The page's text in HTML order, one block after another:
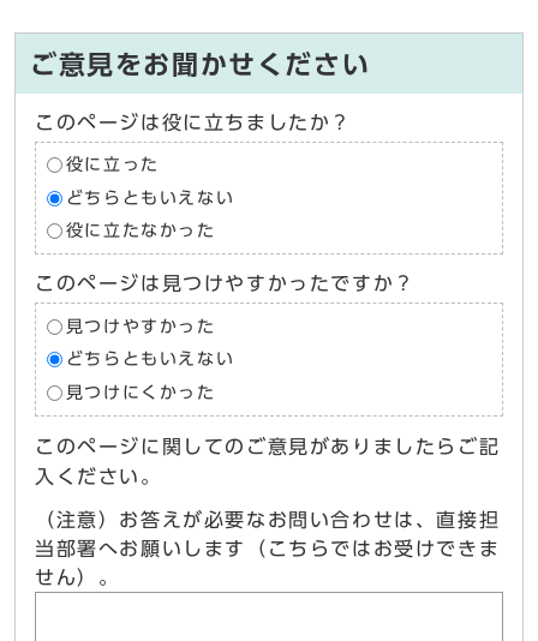
ご意見をお聞かせください
このページは役に立ちましたか？
役に立った
どちらともいえない
役に立たなかった
このページは見つけやすかったですか？
見つけやすかった
どちらともいえない
見つけにくかった
このページに関してのご意見がありましたらご記
入ください。
（注意）お答えが必要なお問い合わせは、直接担
当部署へお願いします（こちらではお受けできま
せん）。